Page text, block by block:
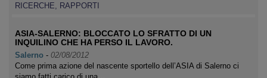
RICERCHE, RAPPORTI
ASIA-SALERNO: BLOCCATO LO SFRATTO DI UN
INQUILINO CHE HA PERSO IL LAVORO.
Salerno - 02/08/2012
Come prima azione del nascente sportello dell’ASIA di Salerno ci